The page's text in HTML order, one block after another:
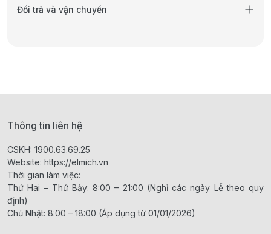
Đổi trả và vận chuyển
Thông tin liên hệ
CSKH: 1900.63.69.25
Website: https://elmich.vn
Thời gian làm việc:
Thứ Hai – Thứ Bảy: 8:00 – 21:00 (Nghỉ các ngày Lễ theo quy
định)
Chủ Nhật: 8:00 – 18:00 (Áp dụng từ 01/01/2026)